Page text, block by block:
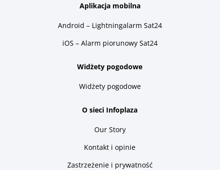
Aplikacja mobilna
Android – Lightningalarm Sat24
iOS – Alarm piorunowy Sat24
Widżety pogodowe
Widżety pogodowe
O sieci Infoplaza
Our Story
Kontakt i opinie
Zastrzeżenie i prywatność